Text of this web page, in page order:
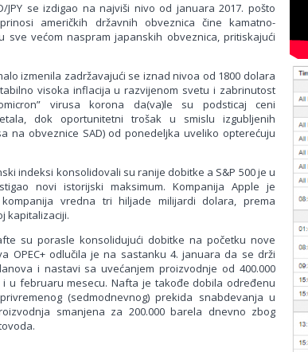
JPY se izdigao na najviši nivo od januara 2017. pošto
američkih državnih obveznica čine kamatno-
sve većom naspram japanskih obveznica, pritiskajući
izmenila zadržavajući se iznad nivoa od 1800 dolara
visoka inflacija u razvijenom svetu i zabrinutost
virusa korona da(va)le su podsticaj ceni
dok oportunitetni trošak u smislu izgubljenih
na obveznice SAD) od ponedeljka uveliko opterećuju
indeksi konsolidovali su ranije dobitke a S&P 500 je u
novi istorijski maksimum. Kompanija Apple je
vredna tri hiljade milijardi dolara, prema
kapitalizaciji.
su porasle konsolidujući dobitke na početku nove
OPEC+ odlučila je na sastanku 4. januara da se drži
i nastavi sa uvećanjem proizvodnje od 400.000
u februaru mesecu. Nafta je takođe dobila određenu
(sedmodnevnog) prekida snabdevanja u
smanjena za 200.000 barela dnevno zbog